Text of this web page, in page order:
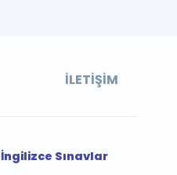
İLETIŞIM
İngilizce Sınavlar